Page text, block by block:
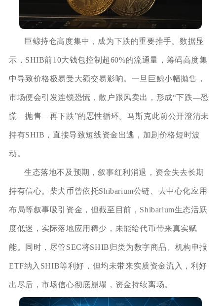
巨鲸持仓高度集中，成为下跌的重要推手。数据显
示，SHIB前10大钱包控制超60%的流通量，筹码高度集
中导致价格极易受大额交易影响。一旦巨鲸小幅抛售，
市场便会引发连锁恐慌，散户跟风卖出，形成“下跌—恐
慌—抛售—再下跌”的恶性循环。马斯克此前公开澄清未
持有SHIB，直接导致短线资金出逃，加剧价格短时波
动。
生态落地不及预期，叙事红利消退，资金失去长期
持有信心。柴犬币曾依托Shibarium公链、去中心化应用
布局等叙事吸引资金，但截至目前，Shibarium生态活跃
度低迷，实际落地应用稀少，未能给代币带来真实赋
能。同时，尽管SEC将SHIB归类为数字商品、机构申报
ETF纳入SHIB等利好，但均未带来实质资金流入，利好
出尽后，市场信心彻底崩塌，资金持续离场。